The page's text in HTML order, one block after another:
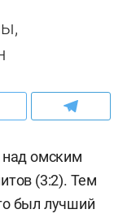
над омским
(3:2). Тем
был лучший